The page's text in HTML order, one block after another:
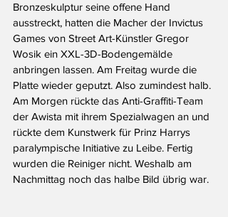
Bronzeskulptur seine offene Hand
ausstreckt, hatten die Macher der Invictus
Games von Street Art-Künstler Gregor
Wosik ein XXL-3D-Bodengemälde
anbringen lassen. Am Freitag wurde die
Platte wieder geputzt. Also zumindest halb.
Am Morgen rückte das Anti-Graffiti-Team
der Awista mit ihrem Spezialwagen an und
rückte dem Kunstwerk für Prinz Harrys
paralympische Initiative zu Leibe. Fertig
wurden die Reiniger nicht. Weshalb am
Nachmittag noch das halbe Bild übrig war.